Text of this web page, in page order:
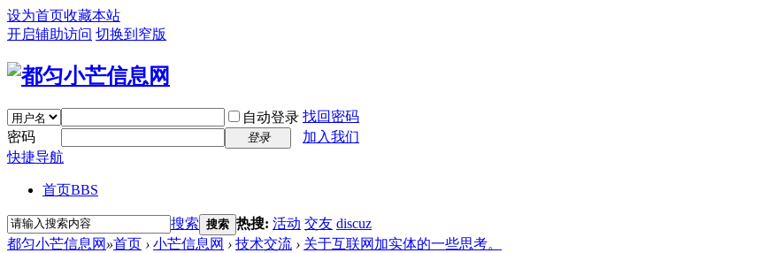
设为首页收藏本站
开启辅助访问 切换到窄版
自动登录 找回密码
密码
登录
加入我们
快捷导航
首页BBS
搜索 搜索 热搜: 活动 交友 discuz
都匀小芒信息网 »首页 › 小芒信息网 › 技术交流 › 关于互联网加实体的一些思考。